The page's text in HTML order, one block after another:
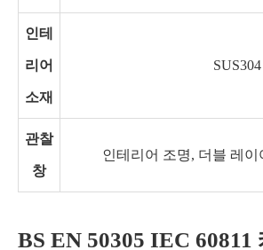
인테
리어
소재
관찰
창
인테리어 조명, 더블 레
BS EN 50305 IEC 60811